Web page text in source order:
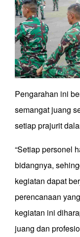
Pengarahan ini
semangat juang
setiap prajurit
“Setiap personel
bidangnya,
kegiatan dapat
perencanaan
kegiatan ini
juang dan